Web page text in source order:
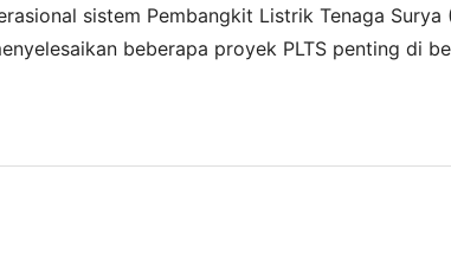
sistem Pembangkit Listrik Tenaga Surya
beberapa proyek PLTS penting di